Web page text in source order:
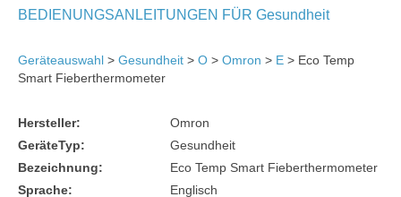
BEDIENUNGSANLEITUNGEN FÜR Gesundheit
Geräteauswahl > Gesundheit > O > Omron > E > Eco Temp
Smart Fieberthermometer
Hersteller:
Omron
GeräteTyp:
Gesundheit
Bezeichnung:
Eco Temp Smart Fieberthermometer
Sprache:
Englisch